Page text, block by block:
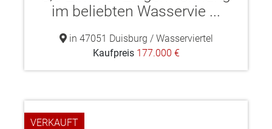
im beliebten Wasservie ...
in 47051 Duisburg / Wasserviertel
Kaufpreis 177.000 €
VERKAUFT